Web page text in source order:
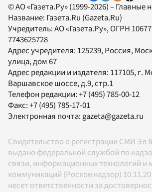
© АО «Газета.Ру» (1999-2026) – Главные
Название: Газета.Ru (Gazeta.Ru)
Учредитель:АО «Газета.Ру», ОГРН
7743625728
Адрес учредителя: 125239, Россия,
улица, дом 67
Адрес редакции и издателя: 117105, г.
Варшавское шоссе, д.9, стр.1
Телефон редакции:+7 (495) 785-00-12
Факс:+7 (495) 785-17-01
Электронная почта: gazeta@gazeta.ru
Свидетельство о регистрации СМИ Эл
выдано федеральной службой по
связи, информационных технологий и
коммуникаций (Роскомнадзор)
несет ответственности за